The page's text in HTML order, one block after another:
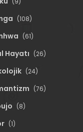
(108)
(61)
Hayatı (26)
(24)
(76)
(8)
(1)